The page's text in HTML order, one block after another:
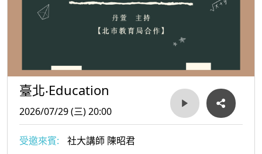
臺北‧Education
2026/07/29 (三) 20:00
受邀來賓:
社大講師 陳昭君